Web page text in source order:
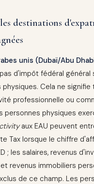
destinations
unis (Dubaï/Abu
d'impôt fédéral général
physiques. Cela ne
professionnelle ou
personnes physiques
aux EAU peuvent
Tax lorsque le chiffre
; les salaires, revenus
revenus immobiliers
de ce champ. Les